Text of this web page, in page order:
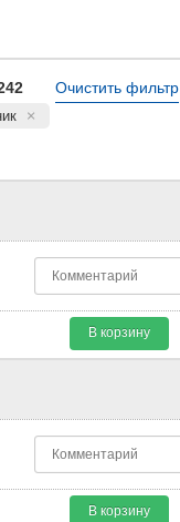
Очистить фильтр
В корзину
В корзину